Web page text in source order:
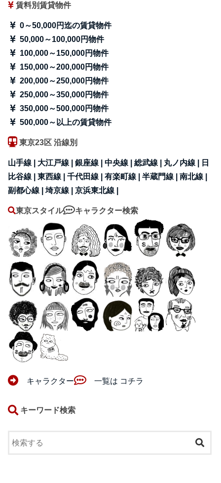
賃料別賃貸物件
0～50,000円迄の賃貸物件
50,000～100,000円物件
100,000～150,000円物件
150,000～200,000円物件
200,000～250,000円物件
250,000～350,000円物件
350,000～500,000円物件
500,000～以上の賃貸物件
東京23区 沿線別
山手線 | 大江戸線 |銀座線 |中央線 |総武線 | 丸ノ内線 |
日
比谷線 |東西線 |千代田線 |有楽町線 |半蔵門線 |南北線 |
副都心線 |埼京線 |京浜東北線 |
東京スタイル キャラクター検索
キャラクター 一覧は コチラ
キーワード検索